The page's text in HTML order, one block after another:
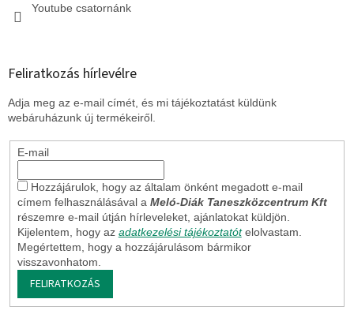
Youtube csatornánk
Feliratkozás hírlevélre
Adja meg az e-mail címét, és mi tájékoztatást küldünk
webáruházunk új termékeiről.
E-mail
Hozzájárulok, hogy az általam önként megadott e-mail
címem felhasználásával a Meló-Diák Taneszközcentrum Kft
részemre e-mail útján hírleveleket, ajánlatokat küldjön.
Kijelentem, hogy az adatkezelési tájékoztatót elolvastam.
Megértettem, hogy a hozzájárulásom bármikor
visszavonhatom.
FELIRATKOZÁS